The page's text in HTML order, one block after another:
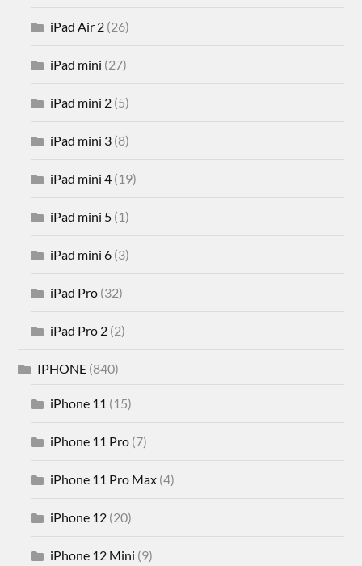
iPad Air 2 (26)
iPad mini (27)
iPad mini 2 (5)
iPad mini 3 (8)
iPad mini 4 (19)
iPad mini 5 (1)
iPad mini 6 (3)
iPad Pro (32)
iPad Pro 2 (2)
IPHONE (840)
iPhone 11 (15)
iPhone 11 Pro (7)
iPhone 11 Pro Max (4)
iPhone 12 (20)
iPhone 12 Mini (9)